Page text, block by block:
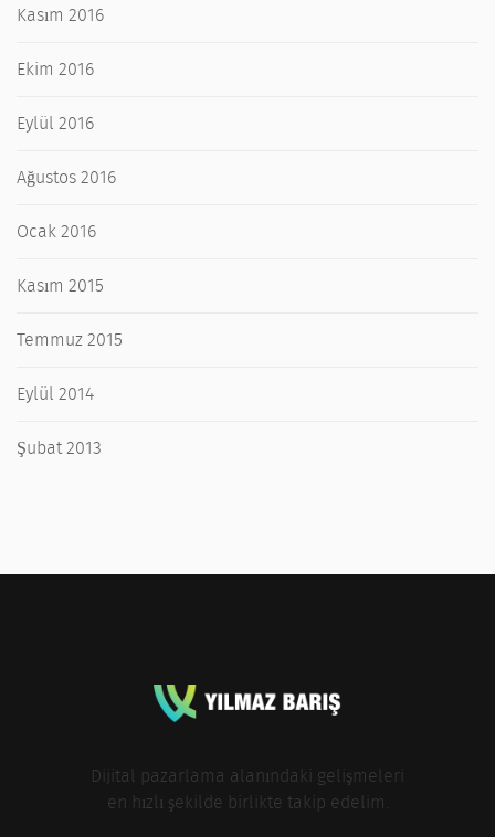
Kasım 2016
Ekim 2016
Eylül 2016
Ağustos 2016
Ocak 2016
Kasım 2015
Temmuz 2015
Eylül 2014
Şubat 2013
Dijital pazarlama alanındaki gelişmeleri
en hızlı şekilde birlikte takip edelim.